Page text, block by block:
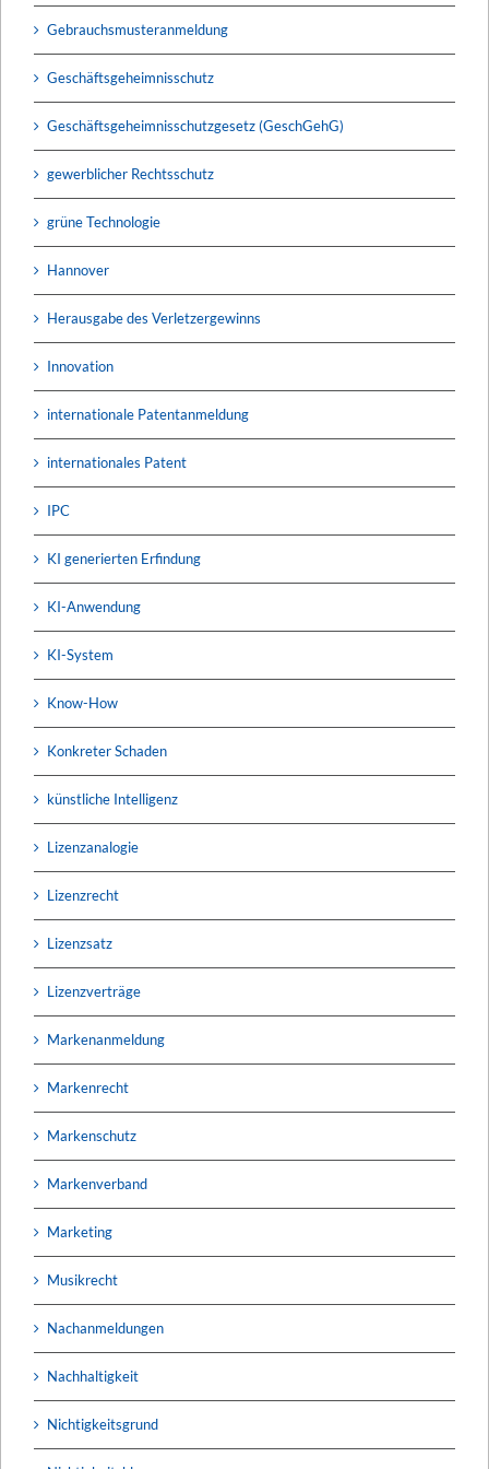
Gebrauchsmusteranmeldung
Geschäftsgeheimnisschutz
Geschäftsgeheimnisschutzgesetz (GeschGehG)
gewerblicher Rechtsschutz
grüne Technologie
Hannover
Herausgabe des Verletzergewinns
Innovation
internationale Patentanmeldung
internationales Patent
IPC
KI generierten Erfindung
KI-Anwendung
KI-System
Know-How
Konkreter Schaden
künstliche Intelligenz
Lizenzanalogie
Lizenzrecht
Lizenzsatz
Lizenzverträge
Markenanmeldung
Markenrecht
Markenschutz
Markenverband
Marketing
Musikrecht
Nachanmeldungen
Nachhaltigkeit
Nichtigkeitsgrund